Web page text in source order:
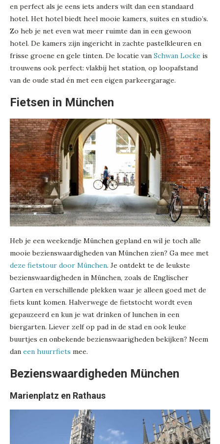
en perfect als je eens iets anders wilt dan een standaard
hotel. Het hotel biedt heel mooie kamers, suites en studio’s.
Zo heb je net even wat meer ruimte dan in een gewoon
hotel. De kamers zijn ingericht in zachte pastelkleuren en
frisse groene en gele tinten. De locatie van Schwan Locke is
trouwens ook perfect: vlakbij het station, op loopafstand
van de oude stad én met een eigen parkeergarage.
Fietsen in München
Heb je een weekendje München gepland en wil je toch alle
mooie bezienswaardigheden van München zien? Ga mee met
deze fietstour door München. Je ontdekt te de leukste
bezienswaardigheden in München, zoals de Englischer
Garten en verschillende plekken waar je alleen goed met de
fiets kunt komen. Halverwege de fietstocht wordt even
gepauzeerd en kun je wat drinken of lunchen in een
biergarten. Liever zelf op pad in de stad en ook leuke
buurtjes en onbekende bezienswaarigheden bekijken? Neem
dan een huurrfiets mee.
Bezienswaardigheden München
Marienplatz en Rathaus